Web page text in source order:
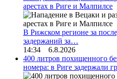
арестах в Риге и Малпилсе
В Рижском регионе за
задержаний за…
14:34 6.8.2026
400 литров похищенного
номера: в Риге задержали